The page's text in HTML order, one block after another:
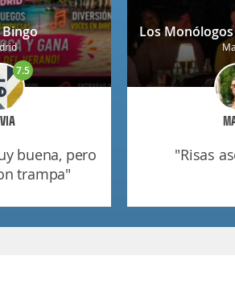
7.5
trampa"
"risas